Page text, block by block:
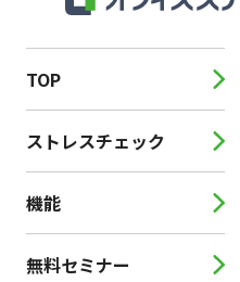
TOP
ストレスチェック
機能
無料セミナー